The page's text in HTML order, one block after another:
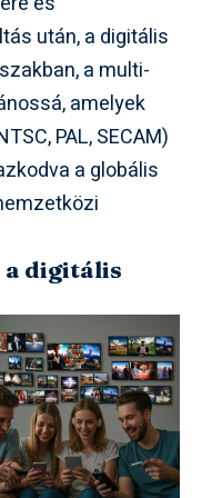
után, a digitális
a multi-
amelyek
PAL, SECAM)
a globális
a digitális